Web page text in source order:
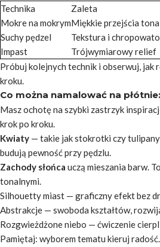
Technika
Zaleta
Mokre na mokrymMiękkie przejścia
Suchy pędzel
Tekstura i
Impast
Trójwymiarowy relief
Próbuj kolejnych technik i obserwuj, jak
kroku.
Co można namalować na
Masz ochotę na szybki zastrzyk
krok po kroku.
Kwiaty — takie jak stokrotki czy
budują pewność przy pędzlu.
Zachody słońca uczą mieszania barw.
tonalnymi.
Silhouetty miast — graficzny efekt bez
Abstrakcje — swoboda kształtów,
Rozgwieżdżone niebo — ćwiczenie
Pamiętaj: wyborem tematu kieruj